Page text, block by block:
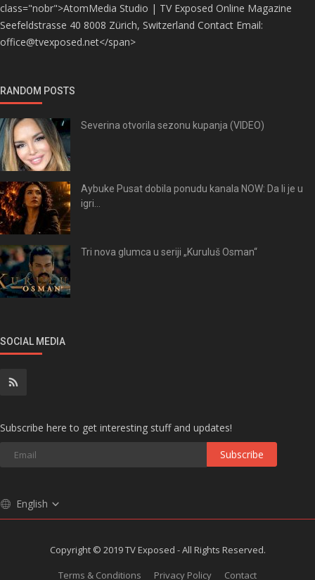
class="nobr">AtomMedia Studio | TV Exposed Online Magazine
Seefeldstrasse 40 8008 Zürich, Switzerland Contact Email:
office@tvexposed.net</span>
RANDOM POSTS
Severina otvorila sezonu kupanja (VIDEO)
Aybuke Pusat dobila ponudu kanala NOW: Da li je u
igri...
Tri nova glumca u seriji „Kuruluš Osman“
SOCIAL MEDIA
Subscribe here to get interesting stuff and updates!
Subscribe
English
Copyright © 2019 TV Exposed - All Rights Reserved.
Terms & Conditions
Privacy Policy Contact